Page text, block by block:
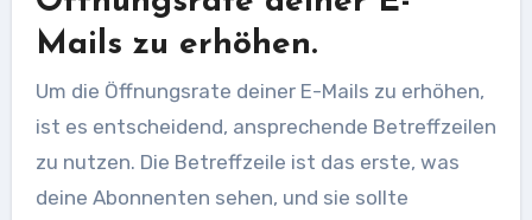
Mails zu erhöhen.
Um die Öffnungsrate deiner E-Mails zu erhöhen,
ist es entscheidend, ansprechende Betreffzeilen
zu nutzen. Die Betreffzeile ist das erste, was
deine Abonnenten sehen, und sie sollte